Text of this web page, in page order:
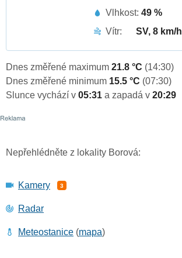
Vlhkost: 49 %
Vítr:
SV, 8 km/h
Dnes změřené maximum 21.8 °C (14:30)
Dnes změřené minimum 15.5 °C (07:30)
Slunce vychází v 05:31 a zapadá v 20:29
Nepřehlédněte z lokality Borová:
Kamery 3
Radar
Meteostanice (mapa)